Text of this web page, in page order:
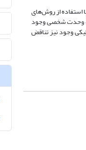
استفاده از روش‌های
وحدت شخصی وجود
وجود نیز تناقض